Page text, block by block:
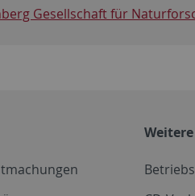
Gesellschaft für